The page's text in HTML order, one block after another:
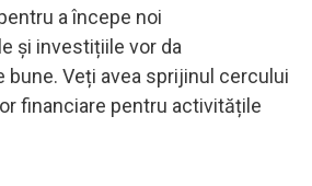
a începe noi
și investițiile vor da
bune. Veți avea sprijinul cercului
financiare pentru activitățile